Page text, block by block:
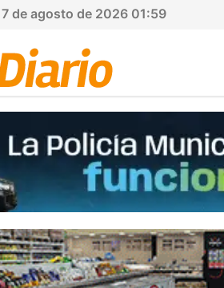
de agosto de 2026 01:59